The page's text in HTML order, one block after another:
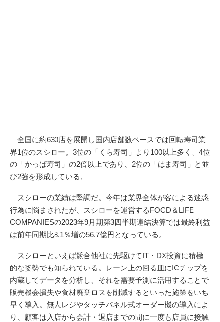
全国に約630店を展開し国内店舗数ベースでは回転寿司業
界1位のスシロー。3位の「くら寿司」より100以上多く、4位
の「かっぱ寿司」の2倍以上であり、2位の「はま寿司」と並
び2強を形成している。
スシローの業績は堅調だ。今年は業界全体が客による迷惑
行為に悩まされたが、スシローを運営するFOOD＆LIFE
COMPANIESの2023年9月期第3四半期連結決算では最終利益
は前年同期比8.1％増の56.7億円となっている。
スシローといえば競合他社に先駆けてIT・DX投資に積極
的な姿勢でも知られている。レーン上の回る皿にICチップを
内蔵してデータを分析し、それを需要予測に活用することで
販売機会損失や食材廃棄ロスを削減するといった施策をいち
早く導入。無人レジやタッチパネル式オーダー機の導入によ
り、顧客は入店から会計・退店までの間に一度も店員に接触